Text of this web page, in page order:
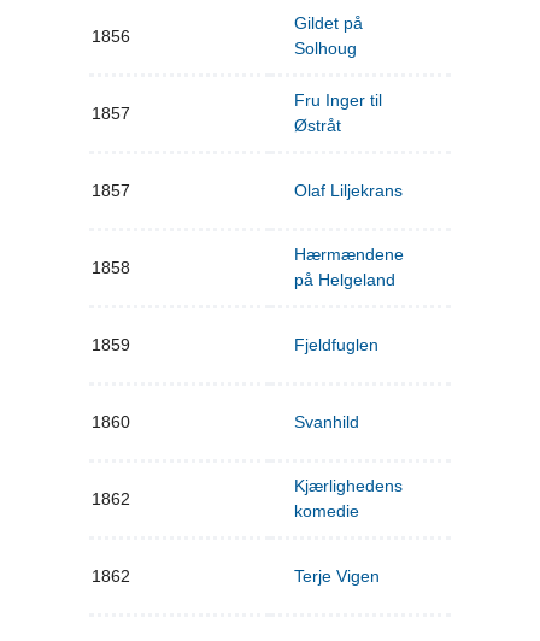
1856
Gildet på
Solhoug
1857
Fru Inger til
Østråt
1857 Olaf Liljekrans
1858
Hærmændene
på Helgeland
1859 Fjeldfuglen
1860 Svanhild
1862
Kjærlighedens
komedie
1862 Terje Vigen